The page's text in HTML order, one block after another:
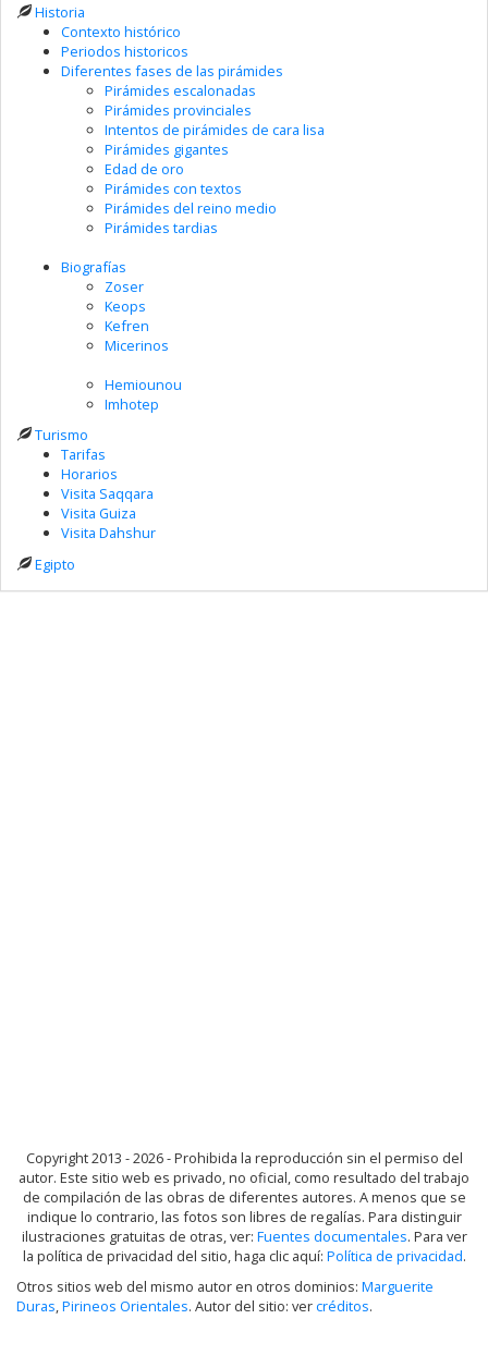
Historia
Contexto histórico
Periodos historicos
Diferentes fases de las pirámides
Pirámides escalonadas
Pirámides provinciales
Intentos de pirámides de cara lisa
Pirámides gigantes
Edad de oro
Pirámides con textos
Pirámides del reino medio
Pirámides tardias
Biografías
Zoser
Keops
Kefren
Micerinos
Hemiounou
Imhotep
Turismo
Tarifas
Horarios
Visita Saqqara
Visita Guiza
Visita Dahshur
Egipto
Copyright 2013 - 2026 - Prohibida la reproducción sin el permiso del
autor. Este sitio web es privado, no oficial, como resultado del trabajo
de compilación de las obras de diferentes autores. A menos que se
indique lo contrario, las fotos son libres de regalías. Para distinguir
ilustraciones gratuitas de otras, ver: Fuentes documentales. Para ver
la política de privacidad del sitio, haga clic aquí: Política de privacidad.
Otros sitios web del mismo autor en otros dominios: Marguerite
Duras,Pirineos Orientales. Autor del sitio: vercréditos.